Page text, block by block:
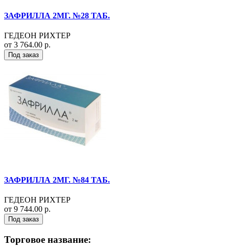
ЗАФРИЛЛА 2МГ. №28 ТАБ.
ГЕДЕОН РИХТЕР
от 3 764.00 р.
Под заказ
ЗАФРИЛЛА 2МГ. №84 ТАБ.
ГЕДЕОН РИХТЕР
от 9 744.00 р.
Под заказ
Торговое название: